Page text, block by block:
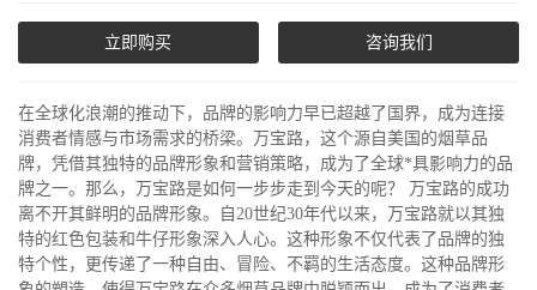
立即购买 咨询我们
在全球化浪潮的推动下，品牌的影响力早已超越了国界，成为连接
消费者情感与市场需求的桥梁。万宝路，这个源自美国的烟草品
牌，凭借其独特的品牌形象和营销策略，成为了全球*具影响力的品
牌之一。那么，万宝路是如何一步步走到今天的呢？ 万宝路的成功
离不开其鲜明的品牌形象。自20世纪30年代以来，万宝路就以其独
特的红色包装和牛仔形象深入人心。这种形象不仅代表了品牌的独
特个性，更传递了一种自由、冒险、不羁的生活态度。这种品牌形